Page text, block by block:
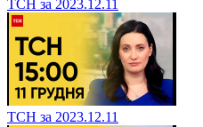
ТСН за 2023.12.11
ТСН за 2023.12.11